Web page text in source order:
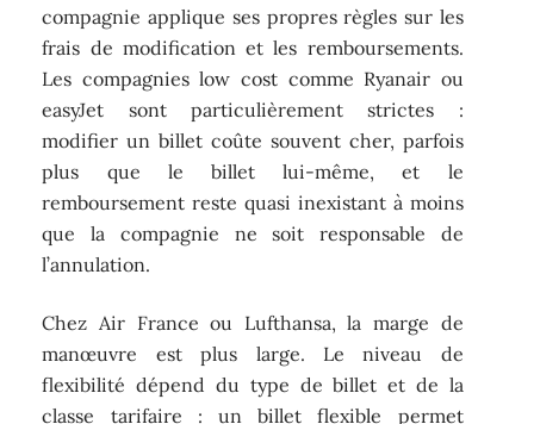
compagnie applique ses propres règles sur les
frais de modification et les remboursements.
Les compagnies low cost comme Ryanair ou
easyJet sont particulièrement strictes :
modifier un billet coûte souvent cher, parfois
plus que le billet lui-même, et le
remboursement reste quasi inexistant à moins
que la compagnie ne soit responsable de
l’annulation.
Chez Air France ou Lufthansa, la marge de
manœuvre est plus large. Le niveau de
flexibilité dépend du type de billet et de la
classe tarifaire : un billet flexible permet